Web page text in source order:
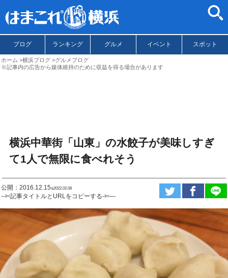
ブログ ランキング グルメ イベント スポット
ホーム 横浜ブログ
グルメブログ
※記事内の広告から媒体維持のために収益を得る場合があります
横浜中華街「山東」の水餃子が美味しすぎ
て1人で無限に食べれそう
公開：2016.12.15ಇ2022.02.08
--✄記事タイトルとURLをコピーする-✄—